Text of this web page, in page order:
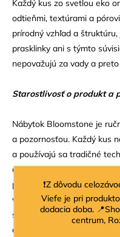
❗Z dôvodu
Viefe je pri
dodacia doba.
centrum,
Každý kus zo svetlou eko
odtieňmi, textúrami a
prírodný vzhľad a
prasklinky ani s týmto
nepovažujú za vady a
Starostlivosť o produkt a
Nábytok Bloomstone je
a pozornosťou. Každý kus
a používajú sa tradičné
aby sa zabezpečila
pevné a potravinárskej
vlastnosťami, ako sú
spracovaním, zaisťuje, že
a žiadny kus sa nezhoduje